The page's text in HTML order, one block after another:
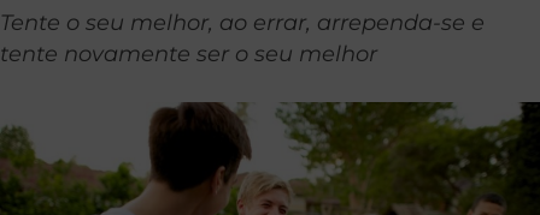
Tente o seu melhor, ao errar, arrependa-se e
tente novamente ser o seu melhor